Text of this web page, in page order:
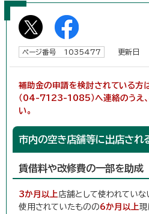
ページ番号 1035477 更新日
補助金の申請を検討されている方
（04-7123-1085）へ連絡のうえ
い。
市内の空き店舗等に出店され
賃借料や改修費の一部を助成
3か月以上 店舗として使われていな
使用されていたものの6か月以上現